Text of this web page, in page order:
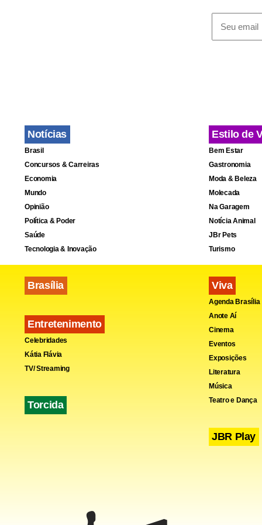
Notícias
Brasil
Concursos & Carreiras
Economia
Mundo
Opinião
Política & Poder
Saúde
Tecnologia & Inovação
Brasília
Entretenimento
Celebridades
Kátia Flávia
TV/ Streaming
Torcida
Estilo de
Bem Estar
Gastronomia
Moda & Beleza
Molecada
Na Garagem
Notícia Animal
JBr Pets
Turismo
Viva
Agenda Brasília
Anote Aí
Cinema
Eventos
Exposições
Literatura
Música
Teatro e Dança
JBR Play